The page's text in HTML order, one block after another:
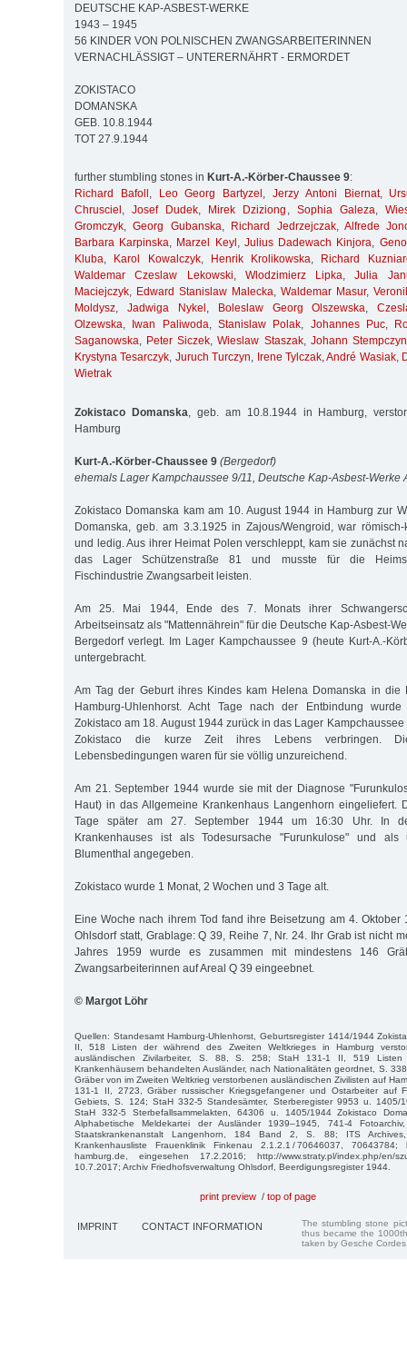
DEUTSCHE KAP-ASBEST-WERKE
1943 – 1945
56 KINDER VON POLNISCHEN ZWANGSARBEITERINNEN
VERNACHLÄSSIGT – UNTERERNÄHRT - ERMORDET
ZOKISTACO
DOMANSKA
GEB. 10.8.1944
TOT 27.9.1944
further stumbling stones in Kurt-A.-Körber-Chaussee 9:
Richard Bafoll , Leo Georg Bartyzel ,Jerzy Antoni Biernat,
Chrusciel ,Josef Dudek, Mirek Dziziong , Sophia Galeza,
Gromczyk,Georg Gubanska, Richard Jedrzejczak, Alfrede
Barbara Karpinska, Marzel Keyl , Julius Dadewach Kinjora,
Kluba, Karol Kowalczyk, Henrik Krolikowska,
Richard
Waldemar Czeslaw Lekowski, Wlodzimierz Lipka,Julia
Maciejczyk, Edward Stanislaw Malecka, Waldemar Masur,
Moldysz, Jadwiga Nykel , Boleslaw Georg Olszewska,
Olzewska, Iwan Paliwoda,Stanislaw Polak, Johannes Puc,
Saganowska, Peter Siczek,Wieslaw Staszak, Johann
Krystyna Tesarczyk, Juruch Turczyn, Irene Tylczak,André Wasiak,
Wietrak
Zokistaco Domanska , geb. am 10.8.1944 in Hamburg,
Hamburg
Kurt-A.-Körber-Chaussee 9 (Bergedorf)
ehemals Lager Kampchaussee 9/11, Deutsche Kap-Asbest-Werke
Zokistaco Domanska kam am 10. August 1944 in Hamburg zur
Domanska, geb. am 3.3.1925 in Zajous/Wengroid, war
und ledig. Aus ihrer Heimat Polen verschleppt, kam sie zunächst
das Lager Schützenstraße 81 und musste für die
Fischindustrie Zwangsarbeit leisten.
Am 25. Mai 1944, Ende des 7. Monats ihrer
Arbeitseinsatz als "Mattennährein" für die Deutsche Kap-Asbest-
Bergedorf verlegt. Im Lager Kampchaussee 9 (heute Kurt-A.-
untergebracht.
Am Tag der Geburt ihres Kindes kam Helena Domanska in die
Hamburg-Uhlenhorst. Acht Tage nach der Entbindung
Zokistaco am 18. August 1944 zurück in das Lager
Zokistaco die kurze Zeit ihres Lebens verbringen.
Lebensbedingungen waren für sie völlig unzureichend.
Am 21. September 1944 wurde sie mit der Diagnose
Haut) in das Allgemeine Krankenhaus Langenhorn eingeliefert.
Tage später am 27. September 1944 um 16:30 Uhr. In
Krankenhauses ist als Todesursache "Furunkulose" und als
Blumenthal angegeben.
Zokistaco wurde 1 Monat, 2 Wochen und 3 Tage alt.
Eine Woche nach ihrem Tod fand ihre Beisetzung am 4. Oktober
Ohlsdorf statt, Grablage: Q 39, Reihe 7, Nr. 24. Ihr Grab ist nicht
Jahres 1959 wurde es zusammen mit mindestens 146
Zwangsarbeiterinnen auf Areal Q 39 eingeebnet.
© Margot Löhr
Quellen: Standesamt Hamburg-Uhlenhorst, Geburtsregister 1414/1944
II, 518 Listen der während des Zweiten Weltkrieges in Hamburg
ausländischen Zivilarbeiter, S. 88, S. 258; StaH 131-1 II, 519
Krankenhäusern behandelten Ausländer, nach Nationalitäten geordnet, S.
Gräber von im Zweiten Weltkrieg verstorbenen ausländischen Zivilisten auf
131-1 II, 2723, Gräber russischer Kriegsgefangener und Ostarbeiter auf
Gebiets, S. 124; StaH 332-5 Standesämter, Sterberegister 9953 u. 1405/
StaH 332-5 Sterbefallsammelakten, 64306 u. 1405/1944 Zokistaco
Alphabetische Meldekartei der Ausländer 1939–1945, 741-4
Staatskrankenanstalt Langenhorn, 184 Band 2, S. 88; ITS
Krankenhausliste Frauenklinik Finkenau 2.1.2.1 / 70646037, 70643784;
hamburg.de, eingesehen 17.2.2016; http://www.straty.pl/index.php/en/
10.7.2017; Archiv Friedhofsverwaltung Ohlsdorf, Beerdigungsregister 1944.
print preview / top of page
IMPRINT CONTACT INFORMATION
The stumbling stone
thus became the
taken by Gesche